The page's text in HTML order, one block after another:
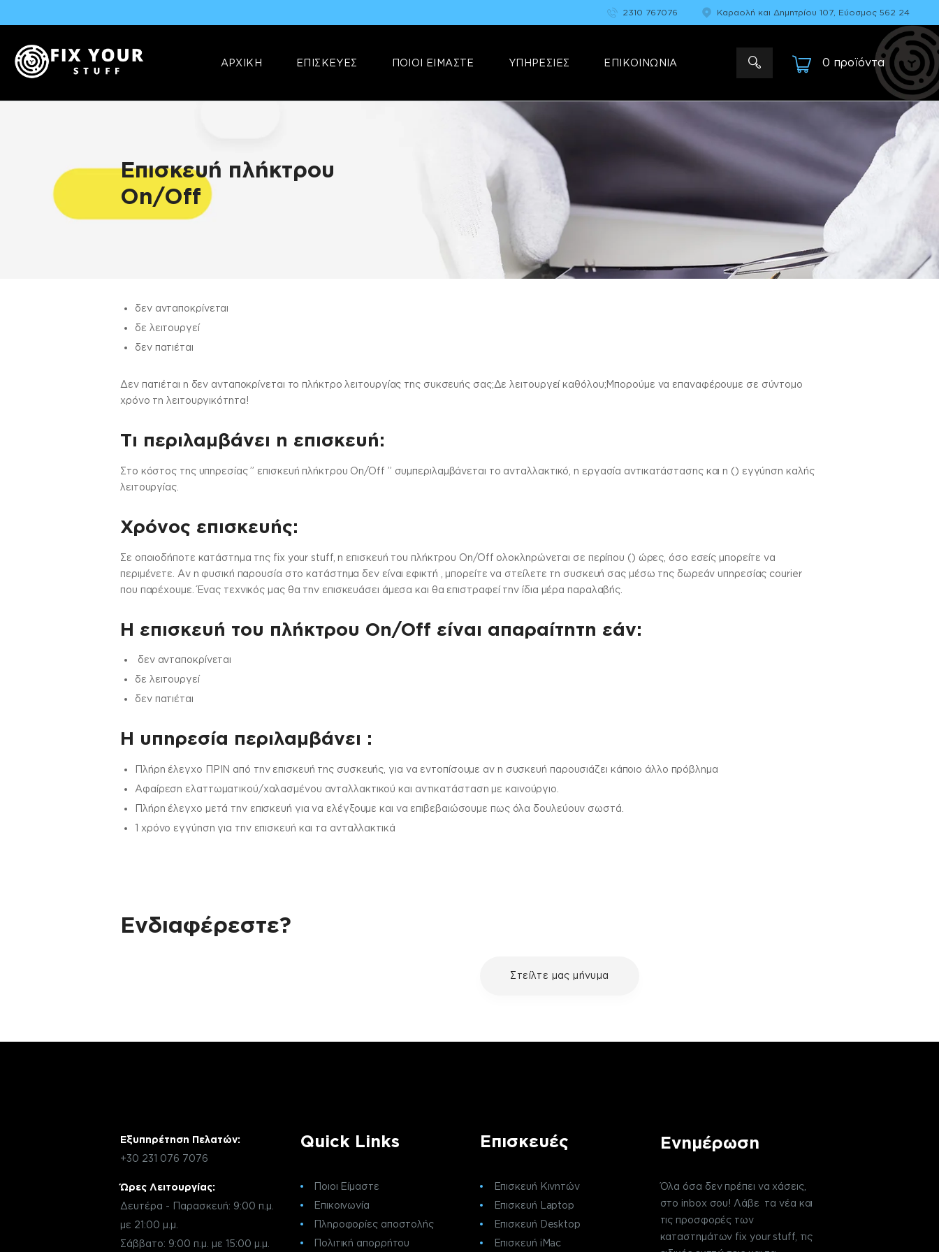
2310 767076 Καραολή και Δημητρίου 107, Εύοσμος 562 24
ΑΡΧΙΚΗ ΕΠΙΣΚΕΥΕΣ ΠΟΙΟΙ ΕΙΜΑΣΤΕ ΥΠΗΡΕΣΙΕΣ ΕΠΙΚΟΙΝΩΝΙΑ 0 προϊόντα-
Επισκευές & Πωλήσεις Ηλεκτρονικών Συσκευών &Αξεσουάρ
Επισκευή πλήκτρου
On/Off
δεν ανταποκρίνεται
δε λειτουργεί
δεν πατιέται
Δεν πατιέται η δεν ανταποκρίνεται το πλήκτρο λειτουργίας της συκσευής σας;Δε λειτουργεί καθόλου;Μπορούμε να επαναφέρουμε σε σύντομο
χρόνο τη λειτουργικότητα!
Τι περιλαμβάνει η επισκευή:
Στo κόστος της υπηρεσίας ” επισκευή πλήκτρου On/Off ” συμπεριλαμβάνεται το ανταλλακτικό, η εργασία αντικατάστασης και η () εγγύηση καλής
λειτουργίας.
Χρόνος επισκευής:
Σε οποιοδήποτε κατάστημα της fix your stuff, η επισκευή του πλήκτρου On/Off ολοκληρώνεται σε περίπου () ώρες, όσο εσείς μπορείτε να
περιμένετε. Αν η φυσική παρουσία στο κατάστημα δεν είναι εφικτή , μπορείτε να στείλετε τη συσκευή σας μέσω της δωρεάν υπηρεσίας courier
που παρέχουμε. Ένας τεχνικός μας θα την επισκευάσει άμεσα και θα επιστραφεί την ίδια μέρα παραλαβής.
Η επισκευή του πλήκτρου On/Off είναι απαραίτητη εάν:
δεν ανταποκρίνεται
δε λειτουργεί
δεν πατιέται
H υπηρεσία περιλαμβάνει :
Πλήρη έλεγχο ΠΡΙΝ από την επισκευή της συσκευής, για να εντοπίσουμε αν η συσκευή παρουσιάζει κάποιο άλλο πρόβλημα
Αφαίρεση ελαττωματικού/χαλασμένου ανταλλακτικού και αντικατάσταση με καινούργιο.
Πλήρη έλεγχο μετά την επισκευή για να ελέγξουμε και να επιβεβαιώσουμε πως όλα δουλεύουν σωστά.
1 χρόνο εγγύηση για την επισκευή και τα ανταλλακτικά
Ενδιαφέρεστε?
Στείλτε μας μήνυμα
Εξυπηρέτηση Πελατών:
+30 231 076 7076
Ώρες Λειτουργίας:
Δευτέρα - Παρασκευή: 9:00 π.μ.
με 21:00 μ.μ.
Σάββατο: 9:00 π.μ. με 15:00 μ.μ.
Quick Links
Ποιοι Είμαστε
Επικοινωνία
Πληροφορίες αποστολής
Πολιτική απορρήτου
Επισκευές
Επισκευή Κινητών
Επισκευή Laptop
Επισκευή Desktop
Επισκευή iMac
Ενημέρωση
Όλα όσα δεν πρέπει να χάσεις,
στο inbox σου! Λάβε τα νέα και
τις προσφορές των
καταστημάτων fix your stuff, τις